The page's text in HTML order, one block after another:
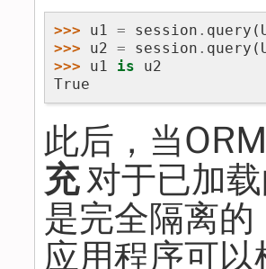
>>> u1 = session . query (
>>> u2 = session . query (
>>> u1 is
u2
True
此后，当
充对于已加
是完全隔离
应用程序可